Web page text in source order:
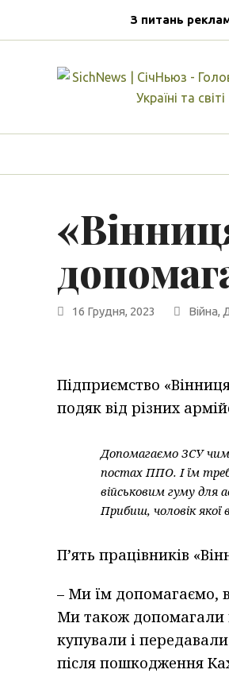
З питань
16 Грудня, 2023 Війна,
Підприємство
подяк від різних
Допомагаємо ЗСУ
постах ППО. І їм
військовим гуму для
Прибиш, чоловік якої
П’ять працівників
– Ми їм допомагаємо, в
Ми також допомагали
купували і
після пошкодження